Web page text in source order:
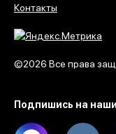
Контакты
©2026 Все права
Подпишись на
Max